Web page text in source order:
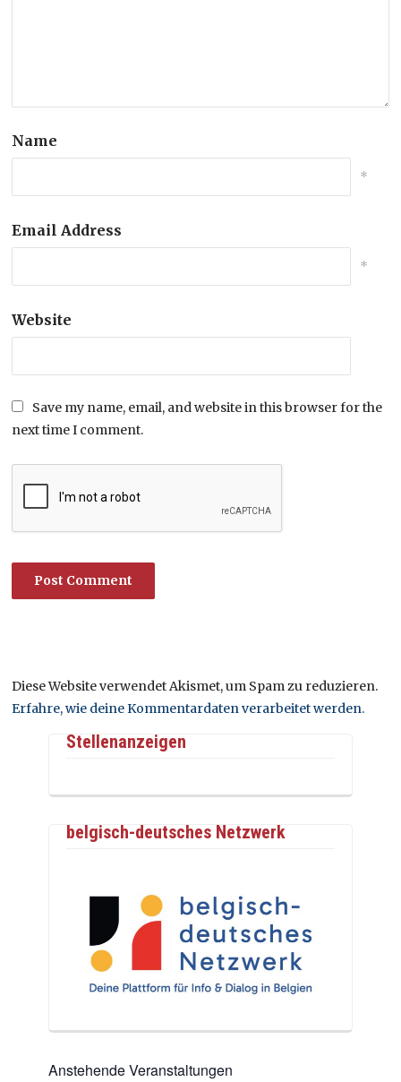
Name
*
Email Address
*
Website
Save my name, email, and website in this browser for the
next time I comment.
Diese Website verwendet Akismet, um Spam zu reduzieren.
Erfahre, wie deine Kommentardaten verarbeitet werden.
Stellenanzeigen
belgisch-deutsches Netzwerk
Anstehende Veranstaltungen